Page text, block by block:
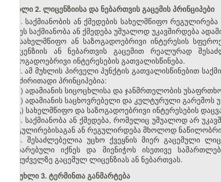
მუხლი 2. ლიცენზიისა და ნებართვის გაცემის პრინციპები
1. საქმიანობის ან ქმედების სახელმწიფო
თუ ეს საქმიანობა ან ქმედება უშუალოდ უკავშირდება
ან სახელმწიფო ან საზოგადოებრივი ინტერესის
ლიცენზიის ან ნებართვის გაცემით რეალურად
საზოგადოებრივი ინტერესების გათვალისწინება.
2. ამ მუხლის პირველი პუნქტის გათვალისწინებით
და ძირითადი პრინციპებია:
ა) ადამიანის სიცოცხლისა და ჯანმრთელობის
ბ) ადამიანის საცხოვრებელი და კულტურული
გ) სახელმწიფო და საზოგადოებრივი ინტერესების
3. საქმიანობა ან ქმედება, რომელიც უშუალოდ არ
რეგულირებისაგან ან რეგულირდება მხოლოდ
4. შესაძლებელია უცხო ქვეყნის მიერ გაცემული
აღიარებული იქნეს და მიენიჭოს ისეთივე
საფუძველზე გაცემულ ლიცენზიას ან ნებართვას.
მუხლი 3. ტერმინთა განმარტება